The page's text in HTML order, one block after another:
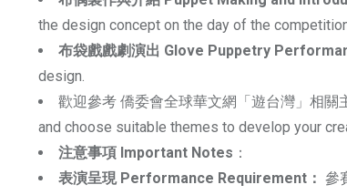
the design concept on the day of the
布袋戲戲劇演出 Glove Puppetry
design.
歡迎參考 僑委會全球華文網「遊台灣」相關
and choose suitable themes to develop your
注意事項 Important Notes ：
表演呈現 Performance Requirement： 參